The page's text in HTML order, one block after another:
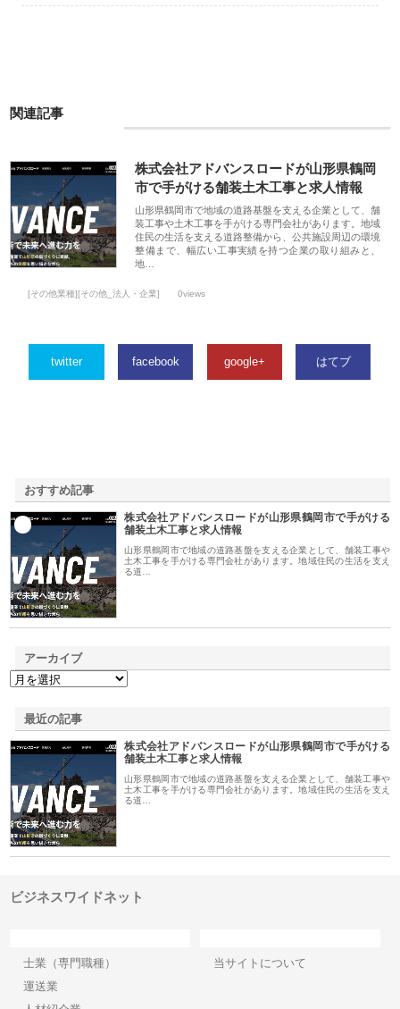
関連記事
株式会社アドバンスロードが山形県鶴岡
市で手がける舗装土木工事と求人情報
山形県鶴岡市で地域の道路基盤を支える企業として、舗
装工事や土木工事を手がける専門会社があります。地域
住民の生活を支える道路整備から、公共施設周辺の環境
整備まで、幅広い工事実績を持つ企業の取り組みと、
地…
[その他業種][その他_法人・企業] 0views
twitter facebook google+ はてブ
おすすめ記事
株式会社アドバンスロードが山形県鶴岡市で手がける
舗装土木工事と求人情報
山形県鶴岡市で地域の道路基盤を支える企業として、舗装工事や
土木工事を手がける専門会社があります。地域住民の生活を支え
る道…
アーカイブ
最近の記事
株式会社アドバンスロードが山形県鶴岡市で手がける
舗装土木工事と求人情報
山形県鶴岡市で地域の道路基盤を支える企業として、舗装工事や
土木工事を手がける専門会社があります。地域住民の生活を支え
る道…
ビジネスワイドネット
士業（専門職種）
運送業
当サイトについて